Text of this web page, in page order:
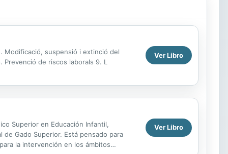
Modificació, suspensió i extinció del
de riscos laborals 9. L
Ver Libro
Superior en Educación Infantil,
Gado Superior. Está pensado para
la intervención en los ámbitos
Ver Libro